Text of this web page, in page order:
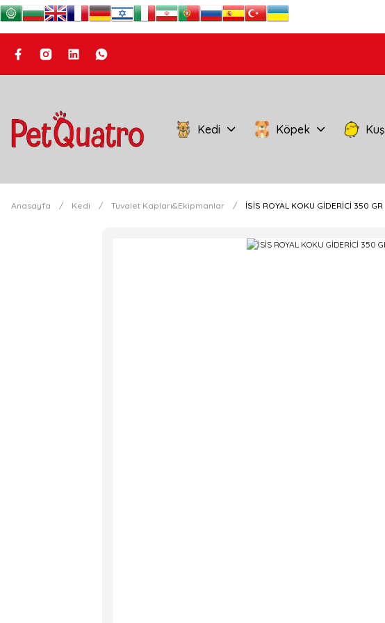
Kedi Köpek Kuş
Anasayfa Kedi Tuvalet Kapları&Ekipmanlar İSİS ROYAL KOKU GİDERİCİ 350 GR